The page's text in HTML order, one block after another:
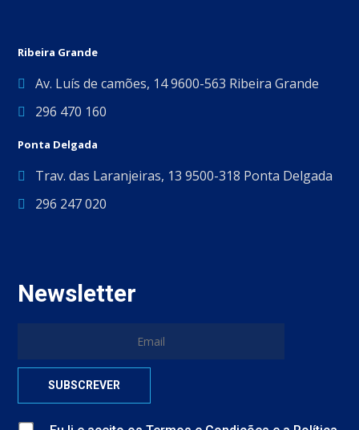
Ribeira Grande
Av. Luís de camões, 14 9600-563 Ribeira Grande
296 470 160
Ponta Delgada
Trav. das Laranjeiras, 13 9500-318 Ponta Delgada
296 247 020
Newsletter